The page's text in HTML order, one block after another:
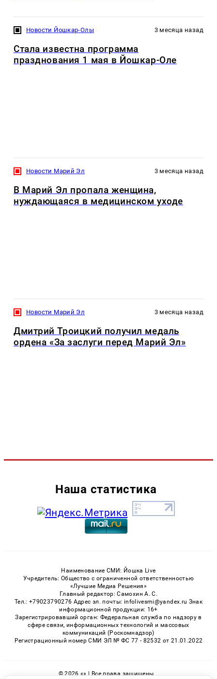
Новости Йошкар-Олы 3 месяца назад
Стала известна программа
празднования 1 мая в Йошкар-Оле
Новости Марий Эл 3 месяца назад
В Марий Эл пропала женщина,
нуждающаяся в медицинском уходе
Новости Марий Эл 3 месяца назад
Дмитрий Троицкий получил медаль
ордена «За заслуги перед Марий Эл»
Наша статистика
Наименование СМИ: Йошка Live
Учредитель: Общество с ограниченной ответственностью
«Лучшие Медиа Решения»
Главный редактор: Самохин А. С.
Тел.: +79023790276 Адрес эл. почты: infolivesmi@yandex.ru Знак
информационной продукции: 16+
Зарегистрировавший орган: Федеральная служба по надзору в
сфере связи, информационных технологий и массовых
коммуникаций (Роскомнадзор)
Регистрационный номер СМИ ЭЛ № ФС 77 - 82532 от 21.01.2022
© 2026 «» | Все права защищены